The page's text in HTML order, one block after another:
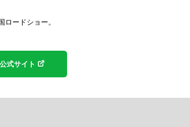
ロードショー。
式サイト